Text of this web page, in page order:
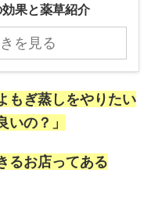
果と薬草紹介
を見る
もぎ蒸しをやりたい
の？」
るお店ってある